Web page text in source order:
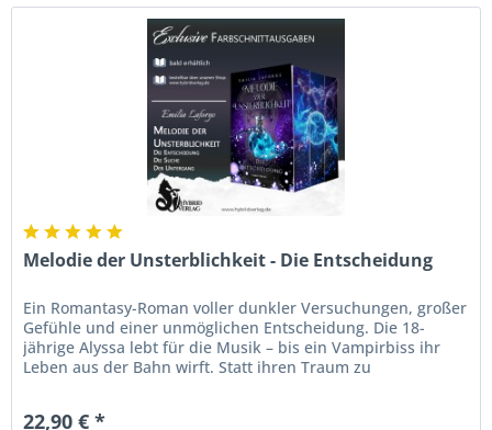
Melodie der Unsterblichkeit - Die Entscheidung
Ein Romantasy-Roman voller dunkler Versuchungen, großer
Gefühle und einer unmöglichen Entscheidung. Die 18-
jährige Alyssa lebt für die Musik – bis ein Vampirbiss ihr
Leben aus der Bahn wirft. Statt ihren Traum zu
22,90 € *